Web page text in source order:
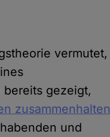
vermutet,
gezeigt,
zusammenhalten
und